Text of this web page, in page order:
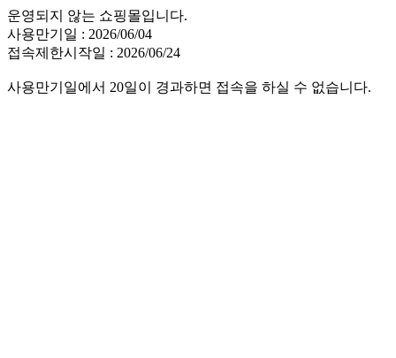
운영되지 않는 쇼핑몰입니다.
사용만기일 : 2026/06/04
접속제한시작일 : 2026/06/24
사용만기일에서 20일이 경과하면 접속을 하실 수 없습니다.